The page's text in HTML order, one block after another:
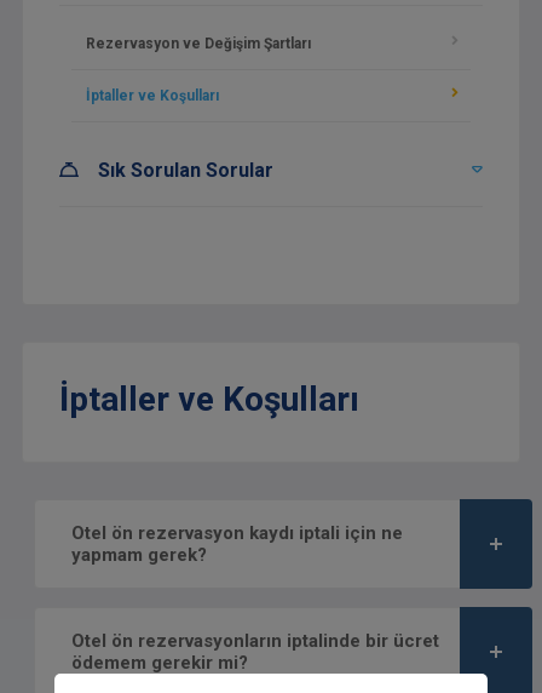
Rezervasyon ve Değişim Şartları
İptaller ve Koşulları
Sık Sorulan Sorular
İptaller ve Koşulları
Otel ön rezervasyon kaydı iptali için ne
yapmam gerek?
Otel ön rezervasyonların iptalinde bir ücret
ödemem gerekir mi?